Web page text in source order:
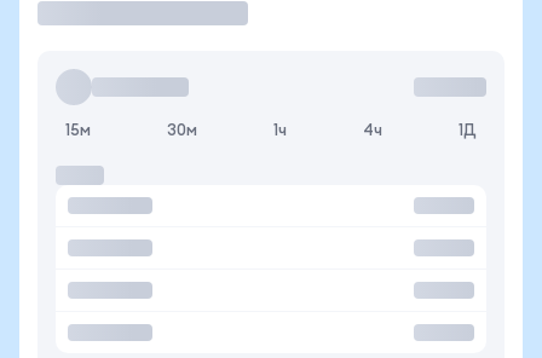
15м 30м 1ч 4ч 1Д